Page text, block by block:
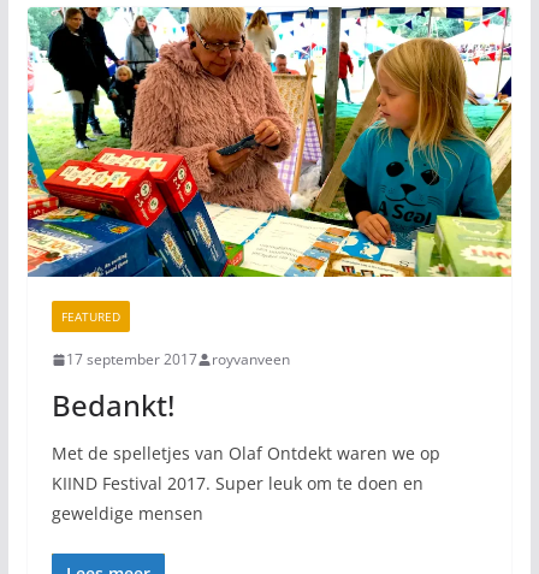
FEATURED
17 september 2017 royvanveen
Bedankt!
Met de spelletjes van Olaf Ontdekt waren we op
KIIND Festival 2017. Super leuk om te doen en
geweldige mensen